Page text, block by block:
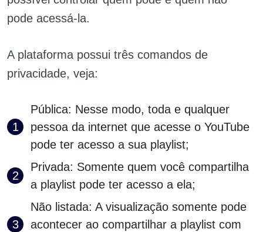
pode acessá-la.
A plataforma possui três comandos de
privacidade, veja:
Pública: Nesse modo, toda e qualquer
pessoa da internet que acesse o YouTube
pode ter acesso a sua playlist;
Privada: Somente quem você compartilha
a playlist pode ter acesso a ela;
Não listada: A visualização somente pode
acontecer ao compartilhar a playlist com